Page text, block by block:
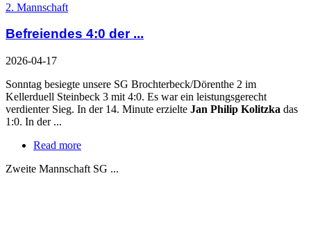
2. Mannschaft
Befreiendes 4:0 der ...
2026-04-17
Sonntag besiegte unsere SG Brochterbeck/Dörenthe 2 im
Kellerduell Steinbeck 3 mit 4:0. Es war ein leistungsgerecht
verdienter Sieg. In der 14. Minute erzielte Jan Philip Kolitzka das
1:0. In der ...
Read more
Zweite Mannschaft SG ...